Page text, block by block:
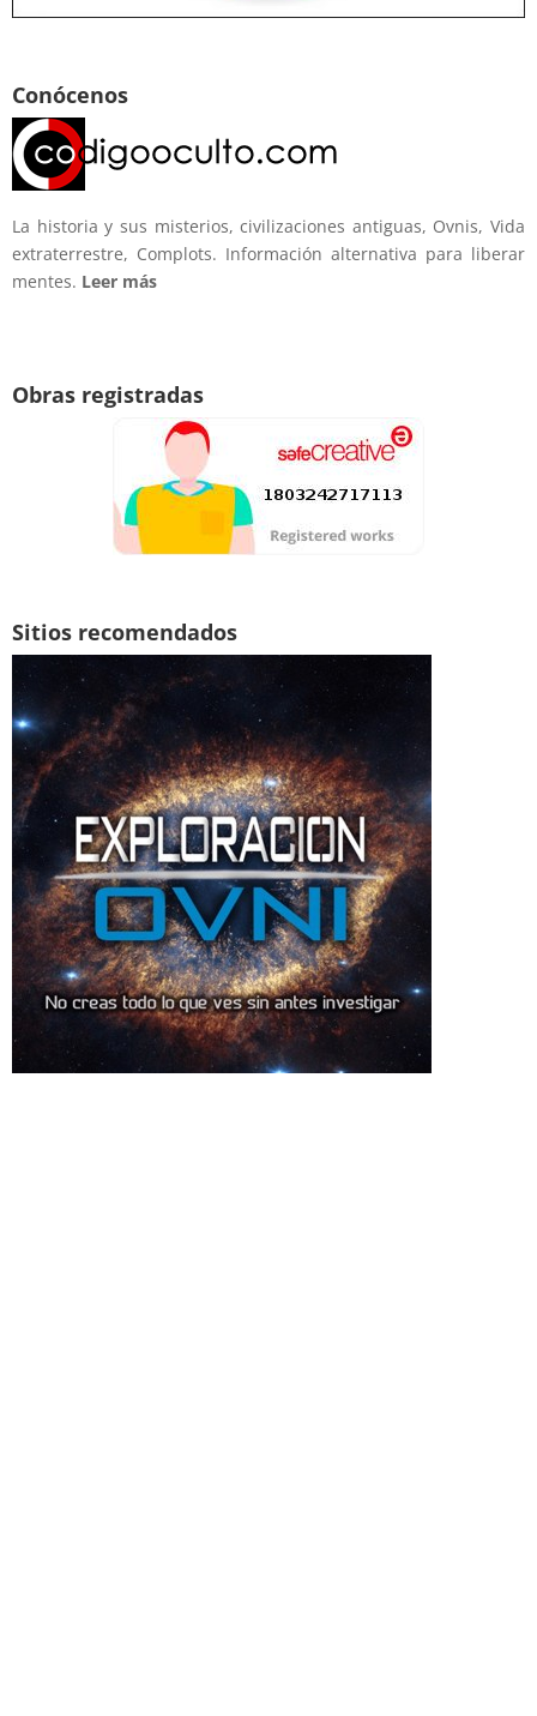
Conócenos
La historia y sus misterios, civilizaciones antiguas, Ovnis, Vida
extraterrestre, Complots. Información alternativa para liberar
mentes. Leer más
Obras registradas
Sitios recomendados